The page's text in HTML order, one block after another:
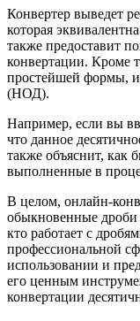
Конвертер выведет
которая
также предоставит
конвертации. Кроме
простейшей формы,
(НОД).
Например, если вы
что данное
также объяснит, как
выполненные в
В целом, онлайн-
обыкновенные дроби
кто работает с
профессиональной
использовании и
его ценным
конвертации